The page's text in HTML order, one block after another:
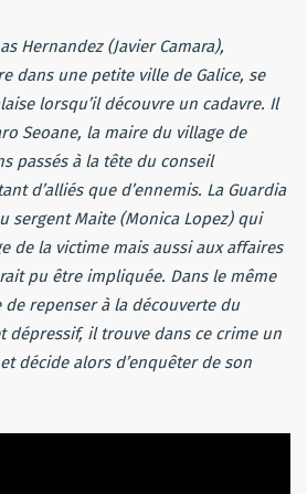
Hernandez (Javier Camara),
dans une petite ville de Galice, se
lorsqu’il découvre un cadavre. Il
Seoane, la maire du village de
passés à la tête du conseil
d’alliés que d’ennemis. La Guardia
sergent Maite (Monica Lopez) qui
de la victime mais aussi aux affaires
pu être impliquée. Dans le même
de repenser à la découverte du
dépressif, il trouve dans ce crime un
décide alors d’enquêter de son